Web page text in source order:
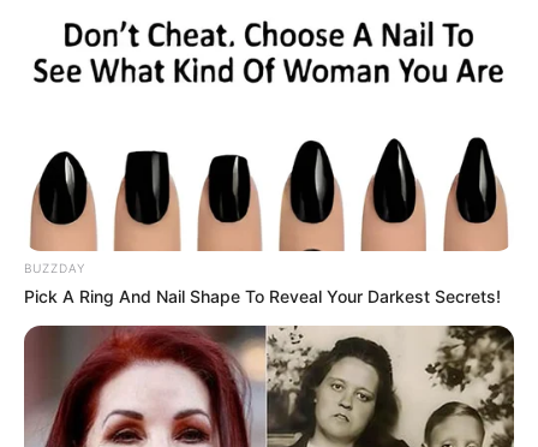
Why this ordinary drink is the secret to feeling your
CTA FAVORITE
BUZZDAY
Pick A Ring And Nail Shape To Reveal Your Darkest Secrets!